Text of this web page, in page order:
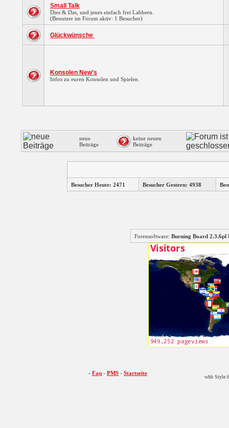
Small Talk
Dies & Das, und jenes einfach frei Labbern.
(Benutzer im Forum aktiv: 1 Besucher)
Glückwünsche
Konsolen New's
Infos zu euren Konsolen und Spielen.
neue
Beiträge
keine neuen
Beiträge
Besucher Heute: 2471 Besucher Gestern: 4938
Forensoftware: Burning Board
- Faq - PMS - Startseite
wbb Style